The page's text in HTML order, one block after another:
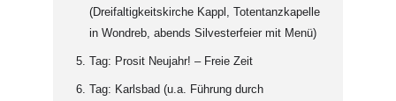
(Dreifaltigkeitskirche Kappl, Totentanzkapelle
in Wondreb, abends Silvesterfeier mit Menü)
Tag: Prosit Neujahr! – Freie Zeit
Tag: Karlsbad (u.a. Führung durch